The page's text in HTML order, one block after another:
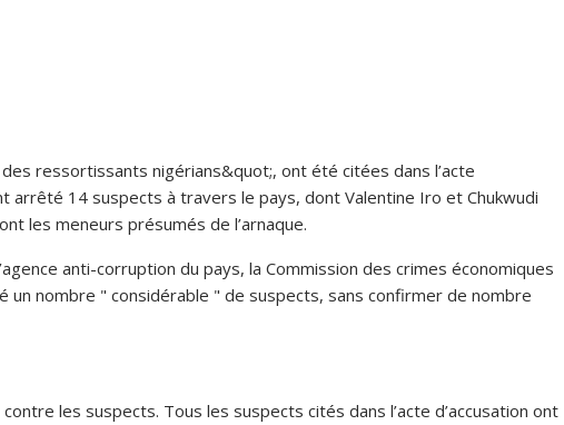
ressortissants nigérians&quot;, ont été citées dans l’acte
arrêté 14 suspects à travers le pays, dont Valentine Iro et Chukwudi
les meneurs présumés de l’arnaque.
anti-corruption du pays, la Commission des crimes économiques
un nombre " considérable " de suspects, sans confirmer de nombre
les suspects. Tous les suspects cités dans l’acte d’accusation ont